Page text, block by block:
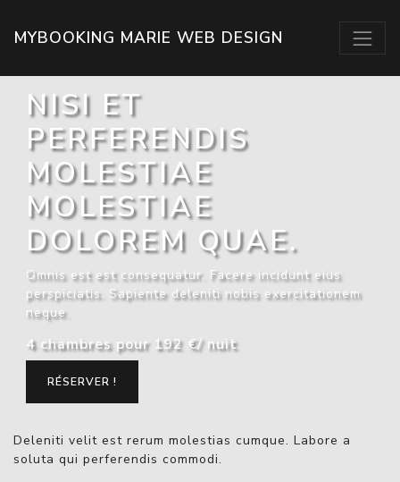
MYBOOKING MARIE WEB DESIGN
NISI ET
PERFERENDIS
MOLESTIAE
MOLESTIAE
DOLOREM QUAE.
Omnis est est consequatur. Facere incidunt eius
perspiciatis. Sapiente deleniti nobis exercitationem
neque.
4 chambres pour 192 €/ nuit
RÉSERVER !
Deleniti velit est rerum molestias cumque. Labore a
soluta qui perferendis commodi.